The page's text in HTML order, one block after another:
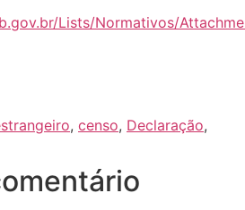
Lists/Normativos/
, censo, Declaração,